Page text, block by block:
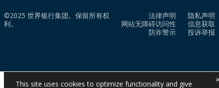
©2025 世界银行集团。保留所有权
利。
法律声明
隐私声明
网站无障碍访问性
信息获取
防诈警示
投诉举报
This site uses cookies to optimize functionality and give